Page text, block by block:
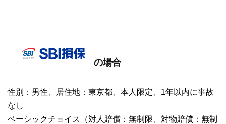
の場合
性別：男性、居住地：東京都、本人限定、1年以内に事故
なし
ベーシックチョイス（対人賠償：無制限、対物賠償：無制